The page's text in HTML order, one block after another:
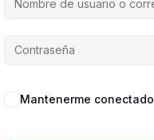
Alternative:
Mantenerme conectado